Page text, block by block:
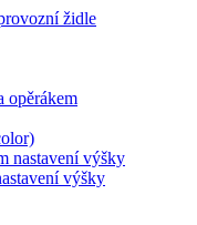
židle
opěrákem
nastavení výšky
výšky